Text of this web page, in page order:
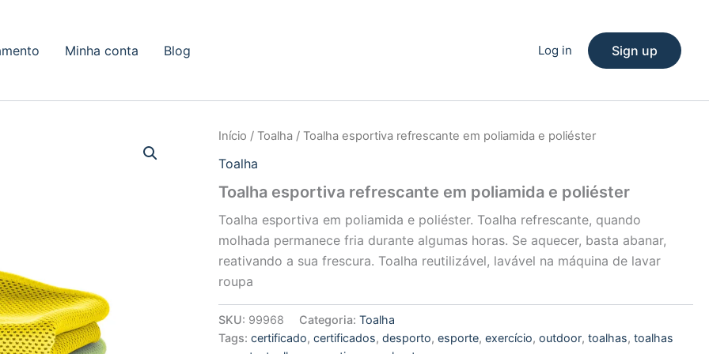
Minha conta Blog Log in Sign up
Início /Toalha / Toalha esportiva refrescante em poliamida e poliéster
Toalha
Toalha esportiva refrescante em poliamida e poliéster
Toalha esportiva em poliamida e poliéster. Toalha refrescante, quando
molhada permanece fria durante algumas horas. Se aquecer, basta abanar,
reativando a sua frescura. Toalha reutilizável, lavável na máquina de lavar
roupa
SKU: 99968 Categoria:Toalha
Tags:certificado,certificados,desporto,esporte,exercício,outdoor,toalhas,toalhas